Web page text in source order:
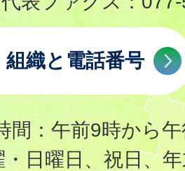
組織と電話番号
間：午前9時から
・日曜日、祝日、